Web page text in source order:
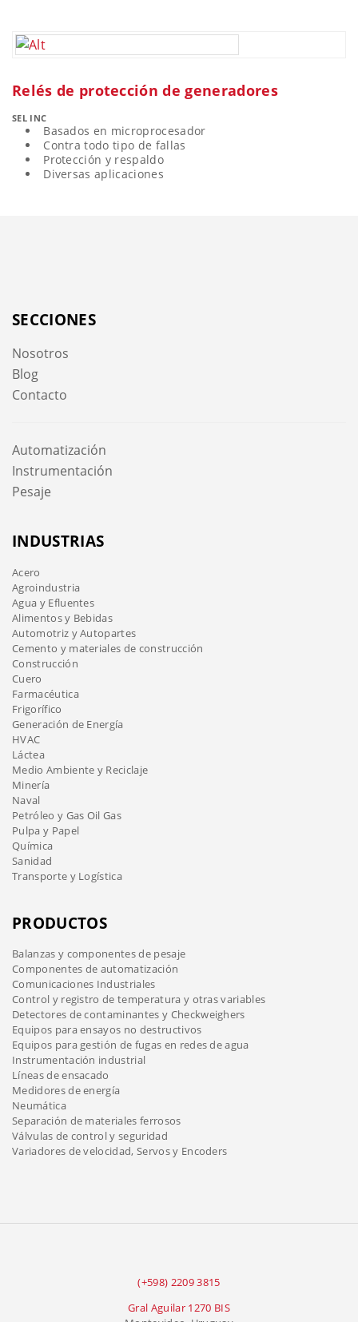
Relés de protección de generadores
SEL INC
Basados en microprocesador
Contra todo tipo de fallas
Protección y respaldo
Diversas aplicaciones
SECCIONES
Nosotros
Blog
Contacto
Automatización
Instrumentación
Pesaje
INDUSTRIAS
Acero
Agroindustria
Agua y Efluentes
Alimentos y Bebidas
Automotriz y Autopartes
Cemento y materiales de construcción
Construcción
Cuero
Farmacéutica
Frigorífico
Generación de Energía
HVAC
Láctea
Medio Ambiente y Reciclaje
Minería
Naval
Petróleo y Gas Oil Gas
Pulpa y Papel
Química
Sanidad
Transporte y Logística
PRODUCTOS
Balanzas y componentes de pesaje
Componentes de automatización
Comunicaciones Industriales
Control y registro de temperatura y otras variables
Detectores de contaminantes y Checkweighers
Equipos para ensayos no destructivos
Equipos para gestión de fugas en redes de agua
Instrumentación industrial
Líneas de ensacado
Medidores de energía
Neumática
Separación de materiales ferrosos
Válvulas de control y seguridad
Variadores de velocidad, Servos y Encoders
(+598) 2209 3815
Gral Aguilar 1270 BIS